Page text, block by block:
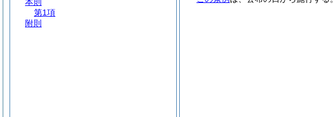
第1項
附則